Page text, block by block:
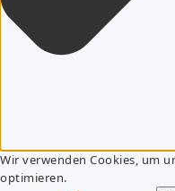
Wir verwenden Cookies, um
optimieren.